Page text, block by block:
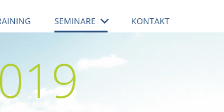
SEMINARE KONTAKT